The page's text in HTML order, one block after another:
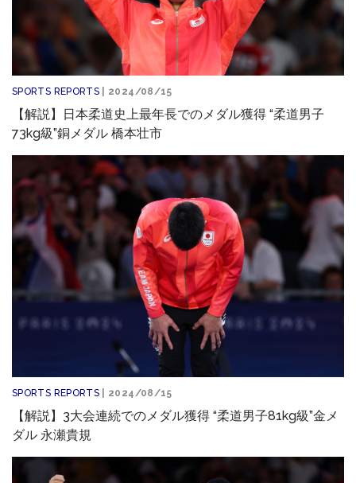
SPORTS REPORTS | 2024/08/15
【解説】日本柔道史上最年長でのメダル獲得 “柔道男子
73kg級”銅メダル 橋本壮市
SPORTS REPORTS | 2024/08/15
【解説】3大会連続でのメダル獲得 “柔道男子81kg級”金メ
ダル 永瀬貴規